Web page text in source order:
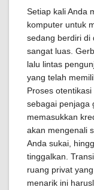
Setiap kali Anda
komputer untuk
sedang berdiri di
sangat luas.
lalu lintas
yang telah
Proses
sebagai penjaga
memasukkan
akan mengenali
Anda sukai,
tinggalkan.
ruang privat
menarik ini